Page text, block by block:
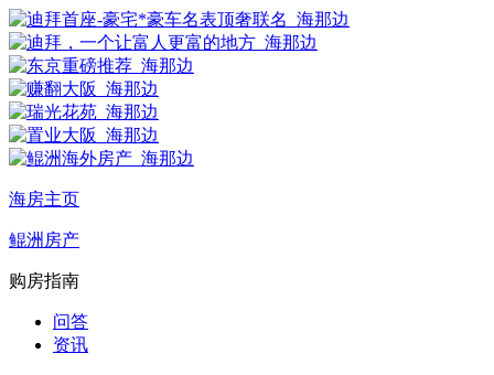
海房主页
鲲洲房产
购房指南
问答
资讯